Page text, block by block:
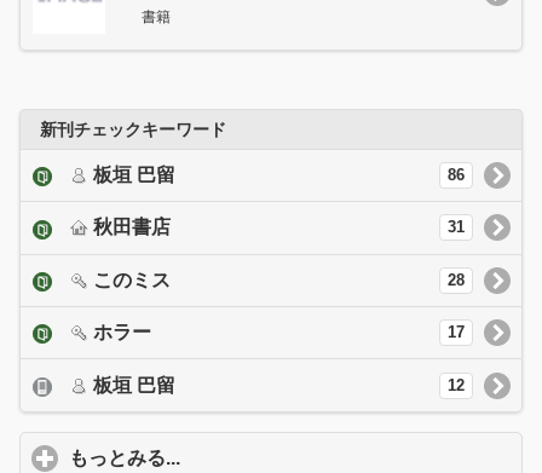
書籍
新刊チェックキーワード
板垣 巴留 86
秋田書店 31
このミス 28
ホラー 17
板垣 巴留 12
もっとみる...